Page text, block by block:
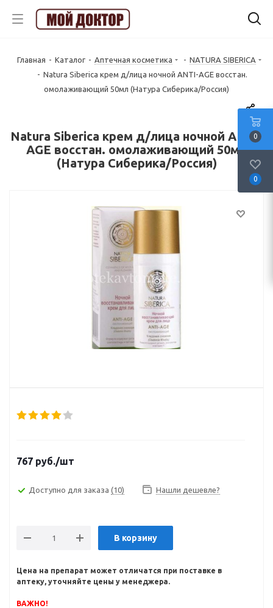
Главная - Каталог - Аптечная косметика - NATURA SIBERICA
- Natura Siberica крем д/лица ночной ANTI-AGE восстан.
омолаживающий 50мл (Натура Сиберика/Россия)
Natura Siberica крем д/лица ночной ANTI-
AGE восстан. омолаживающий 50мл
(Натура Сиберика/Россия)
767 руб./шт
Доступно для заказа (10) Нашли дешевле?
В корзину
Цена на препарат может отличатся при поставке в
аптеку, уточняйте цены у менеджера.
ВАЖНО!
0
0